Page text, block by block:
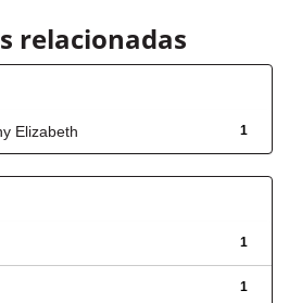
relacionadas
1
Elizabeth
1
1